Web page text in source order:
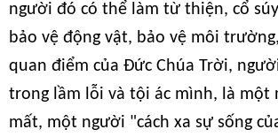
người đó có thể làm từ thiện, cổ
bảo vệ động vật, bảo vệ môi
quan điểm của Đức Chúa Trời,
trong lầm lỗi và tội ác mình, là một
mất, một người "cách xa sự sống